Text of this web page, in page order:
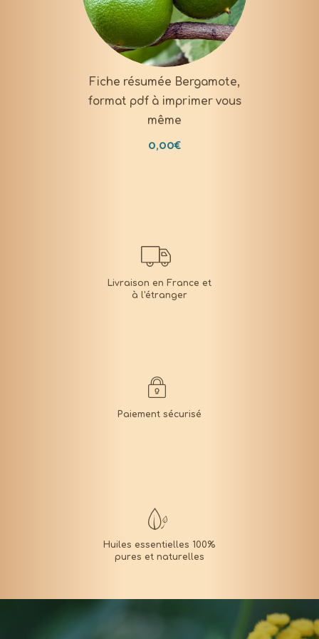
DOWNLOAD
Fiche résumée Bergamote,
format pdf à imprimer vous
même
0,00€